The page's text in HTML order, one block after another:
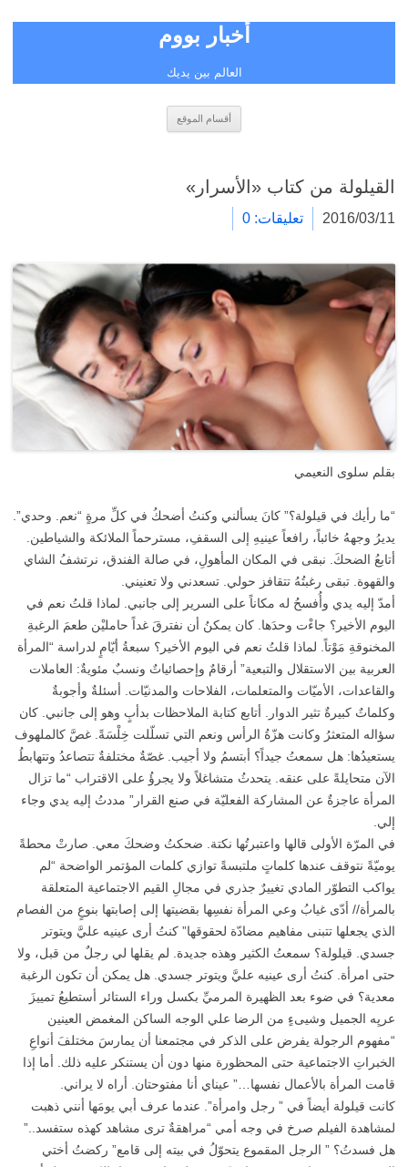
أخبار بووم
العالم بين يديك
أقسام الموقع
القيلولة من كتاب «الأسرار»
2016/03/11 تعليقات: 0
بقلم سلوى النعيمي
“ما رأيك في قيلولة؟” كانَ يسألني وكنتُ أضحكُ في كلِّ مرةٍ “نعم. وحدي”.
يديرُ وجههُ خائباً، رافعاً عينيهِ إلى السقفِ، مسترحماً الملائكة والشياطين.
أتابعُ الضحكَ. نبقى في المكان المأهولِ، في صالة الفندق، نرتشفُ الشاي
والقهوة. تبقى رغبتُهُ تتقافز حولي. تسعدني ولا تعنيني.
أمدّ إليه يدي وأُفسحُ له مكاناً على السرير إلى جانبي. لماذا قلتُ نعم في
اليوم الأخير؟ جاءْت وحدَها. كان يمكنُ أن نفترقَ غداً حامليْن طعمَ الرغبةِ
المخنوقةِ مَوْتاً. لماذا قلتُ نعم في اليوم الأخير؟ سبعةُ أيّامٍ لدراسة “المرأة
العربية بين الاستقلال والتبعية” أرقامٌ وإحصائياتٌ ونسبٌ مئويةٌ: العاملات
والقاعدات، الأميّات والمتعلمات، الفلاحات والمدنيّات. أسئلةٌ وأجوبةٌ
وكلماتٌ كبيرةٌ تثير الدوار. أتابع كتابة الملاحظات بدأبٍ وهو إلى جانبي. كان
سؤاله المتعثرُ وكانت هزّةُ الرأس ونعم التي تسلّلت خِلْسَةً. غصَّ كالملهوف
يستعيدُها: هل سمعتُ جيداً؟ أبتسمُ ولا أجيب. غصّةٌ مختلفةٌ تتصاعدُ وتتهابطُ
الآن متحايلةً على عنقه. يتحدثُ متشاغلاً ولا يجرؤُ على الاقتراب “ما تزال
المرأة عاجزةٌ عن المشاركة الفعليّة في صنع القرار” مددتُ إليه يدي وجاء
إلي.
في المرّة الأولى قالها واعتبرتُها نكتة. ضحكتُ وضحكَ معي. صارتْ محطةً
يوميّةً نتوقف عندها كلماتٍ ملتبسةً توازي كلمات المؤتمر الواضحة “لم
يواكب التطوّر المادي تغييرٌ جذري في مجالِ القيم الاجتماعية المتعلقة
بالمرأة// أدّى غيابُ وعي المرأة نفسِها بقضيتها إلى إصابتها بنوعٍ من الفصام
الذي يجعلها تتبنى مفاهيم مضادّة لحقوقها” كنتُ أرى عينيه عليَّ ويتوتر
جسدي. قيلولة؟ سمعتُ الكثير وهذه جديدة. لم يقلها لي رجلٌ من قبل، ولا
حتى امرأة. كنتُ أرى عينيه عليَّ ويتوتر جسدي. هل يمكن أن تكون الرغبة
معدية؟ في ضوء بعد الظهيرة المرميِّ بكسل وراء الستائر أستطيعُ تمييزَ
عريِه الجميل وشيىءٍ من الرضا علي الوجه الساكن المغمض العينين
“مفهوم الرجولة يفرض على الذكر في مجتمعنا أن يمارسَ مختلفَ أنواعِ
الخبراتِ الاجتماعية حتى المحظورة منها دون أن يستنكر عليه ذلك. أما إذا
قامت المرأة بالأعمال نفسها…” عيناي أنا مفتوحتان. أراه لا يراني.
كانت قيلولة أيضاً في ” رجل وامرأة”. عندما عرف أبي يومَها أنني ذهبت
لمشاهدة الفيلم صرخ في وجه أمي “مراهقةٌ ترى مشاهد كهذه ستفسد..”
هل فسدتُ؟ ” الرجل المقموع يتحوّلُ في بيته إلى قامع” ركضتُ أختي